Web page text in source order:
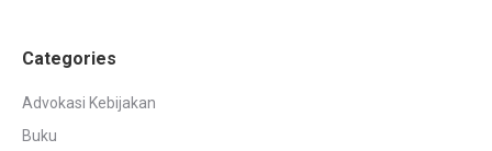
Categories
Advokasi Kebijakan
Buku